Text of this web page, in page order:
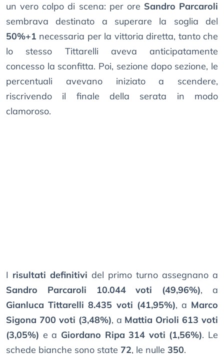
un vero colpo di scena: per ore Sandro Parcaroli
sembrava destinato a superare la soglia del
50%+1 necessaria per la vittoria diretta, tanto che
lo stesso Tittarelli aveva anticipatamente
concesso la sconfitta. Poi, sezione dopo sezione, le
percentuali avevano iniziato a scendere,
riscrivendo il finale della serata in modo
clamoroso.
I risultati definitivi del primo turno assegnano a
Sandro Parcaroli
10.044 voti (49,96%), a
Gianluca Tittarelli 8.435 voti (41,95%), a Marco
Sigona 700 voti (3,48%), a Mattia Orioli 613 voti
(3,05%) e a Giordano Ripa 314 voti (1,56%). Le
schede bianche sono state 72, le nulle 350.